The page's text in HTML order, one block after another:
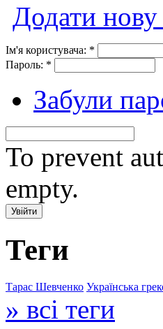
Додати нову
Ім'я користувача: *
Пароль: *
Забули
To prevent
empty.
Теги
Тарас Шевченко Українська
» всі теги